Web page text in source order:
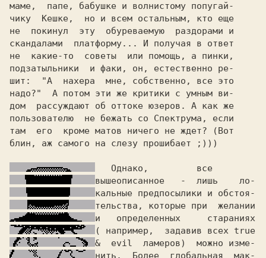
маме,  папе, бабушке и волнистому попугай-
чику  Кешке,  но и всем остальным, кто еще
не  покинул  эту
обуреваемую  раздорами и
скандалами  платформу... И получая в ответ
не  какие-то  советы  или помощь, а пинки,
подзатыльники  и факи, он, естественно ре-
шит:  "А  нахера  мне, собственно, все это
надо?"
А потом эти же критики с умным ви-
дом  рассуждают об оттоке юзеров.
А как же
пользователю  не бежать со Спектрума,
если
там  его  кроме матов ничего не ждет? (Вот
блин, аж самого на слезу прошибает ;)))
вышеописанное
тельства, которые при
( например,  задавив всех
&  evil